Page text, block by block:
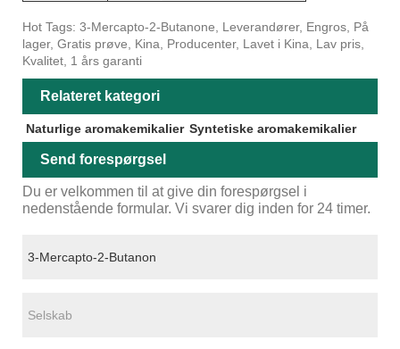
Hot Tags: 3-Mercapto-2-Butanone, Leverandører, Engros, På
lager, Gratis prøve, Kina, Producenter, Lavet i Kina, Lav pris,
Kvalitet, 1 års garanti
Relateret kategori
Naturlige aromakemikalier Syntetiske aromakemikalier
Send forespørgsel
Du er velkommen til at give din forespørgsel i
nedenstående formular. Vi svarer dig inden for 24 timer.